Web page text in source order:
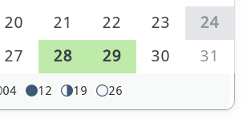
20 21 22 23
24
27 28 29 30 31
04 12 19 26